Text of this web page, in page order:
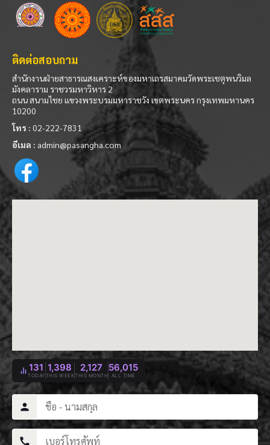
ติดต่อสอบถาม
สำนักงานฝ่ายสาธารณสงเคราะห์ของมหาเถรสมาคมวัดพระเชตุพนวิมล
มังคลาราม ราชวรมหาวิหาร 2
ถนน สนามไชย แขวงพระบรมมหาราชวัง เขตพระนคร กรุงเทพมหานคร
10200
โทร : 02-222-7831
อีเมล : admin@pasangha.com
131
TODAY
1,398
THIS WEEK
2,127
THIS MONTH
56,015
ALL TIME
person
call